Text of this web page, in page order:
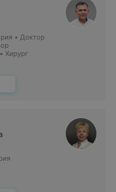
корешков и нервов
системы
которых
невролога
боль, локализованная в
• Доктор
Хирург